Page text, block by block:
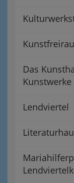
Das
Kunstwerke
Lendviertel